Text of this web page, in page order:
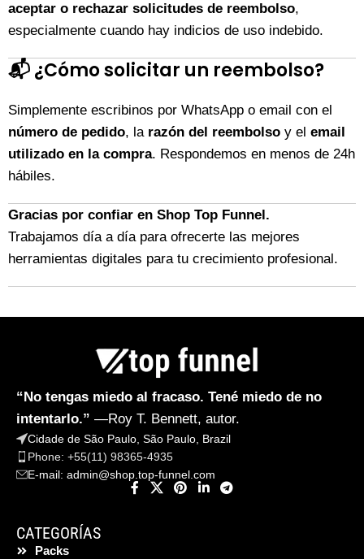
aceptar o rechazar solicitudes de reembolso,
especialmente cuando hay indicios de uso indebido.
📬¿Cómo solicitar un reembolso?
Simplemente escribinos por WhatsApp o email con el
número de pedido, la razón del reembolso y el email
utilizado en la compra. Respondemos en menos de 24h
hábiles.
Gracias por confiar en Shop Top Funnel.
Trabajamos día a día para ofrecerte las mejores
herramientas digitales para tu crecimiento profesional.
“No tengas miedo al fracaso. Tené miedo de no
intentarlo.” —Roy T. Bennett, autor.
Cidade de São Paulo, São Paulo, Brazil
Phone: +55(11) 98365-4935
E-mail: admin@shop.top-funnel.com
CATEGORÍAS
Packs